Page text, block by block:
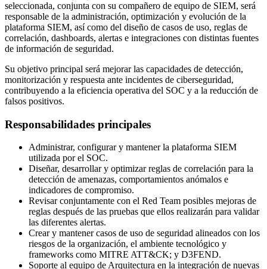
seleccionada, conjunta con su compañero de equipo de SIEM, será
responsable de la administración, optimización y evolución de la
plataforma SIEM, así como del diseño de casos de uso, reglas de
correlación, dashboards, alertas e integraciones con distintas fuentes
de información de seguridad.
Su objetivo principal será mejorar las capacidades de detección,
monitorización y respuesta ante incidentes de ciberseguridad,
contribuyendo a la eficiencia operativa del SOC y a la reducción de
falsos positivos.
Responsabilidades principales
Administrar, configurar y mantener la plataforma SIEM
utilizada por el SOC.
Diseñar, desarrollar y optimizar reglas de correlación para la
detección de amenazas, comportamientos anómalos e
indicadores de compromiso.
Revisar conjuntamente con el Red Team posibles mejoras de
reglas después de las pruebas que ellos realizarán para validar
las diferentes alertas.
Crear y mantener casos de uso de seguridad alineados con los
riesgos de la organización, el ambiente tecnológico y
frameworks como MITRE ATT&CK; y D3FEND.
Soporte al equipo de Arquitectura en la integración de nuevas